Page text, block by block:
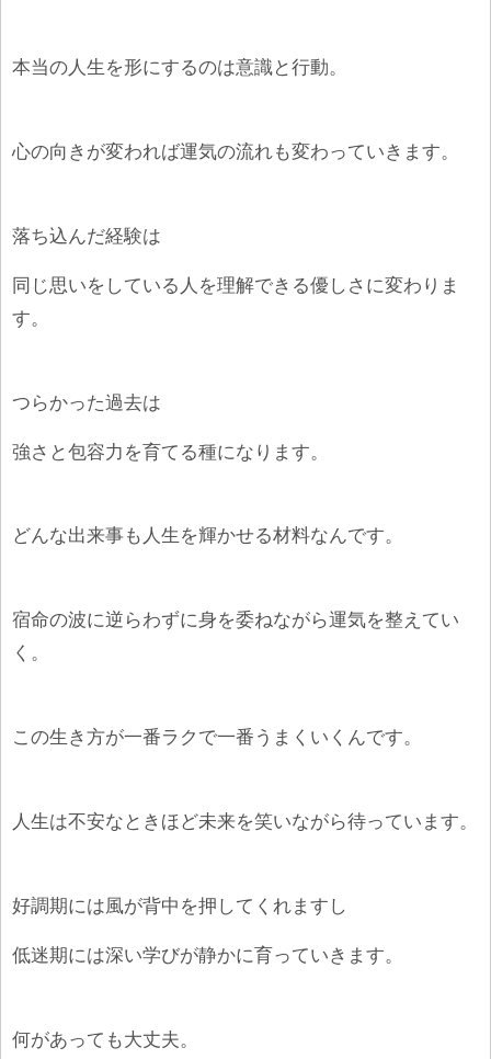
本当の人生を形にするのは意識と行動。
心の向きが変われば運気の流れも変わっていきます。
落ち込んだ経験は
同じ思いをしている人を理解できる優しさに変わりま
す。
つらかった過去は
強さと包容力を育てる種になります。
どんな出来事も人生を輝かせる材料なんです。
宿命の波に逆らわずに身を委ねながら運気を整えてい
く。
この生き方が一番ラクで一番うまくいくんです。
人生は不安なときほど未来を笑いながら待っています。
好調期には風が背中を押してくれますし
低迷期には深い学びが静かに育っていきます。
何があっても大丈夫。